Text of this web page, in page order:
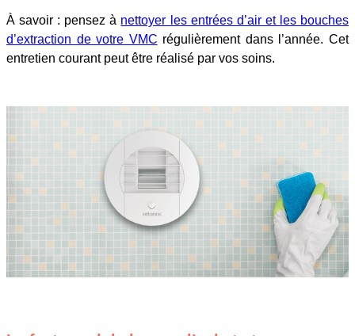
À savoir : pensez à nettoyer les entrées d’air et les bouches
d’extraction de votre VMC régulièrement dans l’année. Cet
entretien courant peut être réalisé par vos soins.